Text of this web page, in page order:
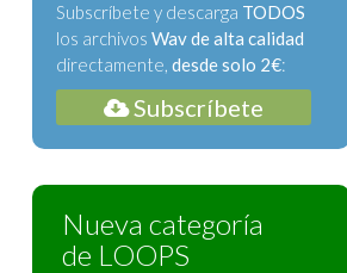
Subscríbete y descarga TODOS
los archivos Wav de alta calidad
directamente, desde solo 2€:
Subscríbete
Nueva categoría
de LOOPS